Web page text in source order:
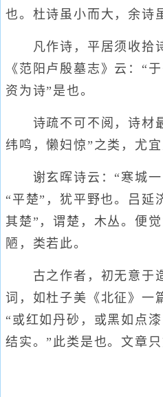
也。杜诗虽小而大，余诗
凡作诗，平居须收拾
《范阳卢殷墓志》云：“
资为诗”是也。
诗疏不可不阅，诗材
纬鸣，懒妇惊”之类，尤宜
谢玄晖诗云：“寒城一
“平楚”，犹平野也。吕延
其楚”，谓楚，木丛。便
陋，类若此。
古之作者，初无意于
词，如杜子美《北征》一
“或红如丹砂，或黑如点
结实。”此类是也。文章